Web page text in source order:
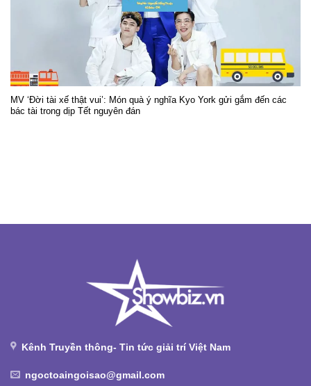
MV ‘Đời tài xế thật vui’: Món quà ý nghĩa Kyo York gửi gắm đến các
bác tài trong dịp Tết nguyên đán
Kênh Truyền thông- Tin tức giải trí Việt Nam
ngoctoaingoisao@gmail.com